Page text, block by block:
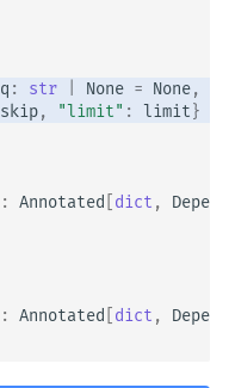
q : str None = None,
skip, "limit" : limit }
: Annotated dict ,
: Annotated dict ,